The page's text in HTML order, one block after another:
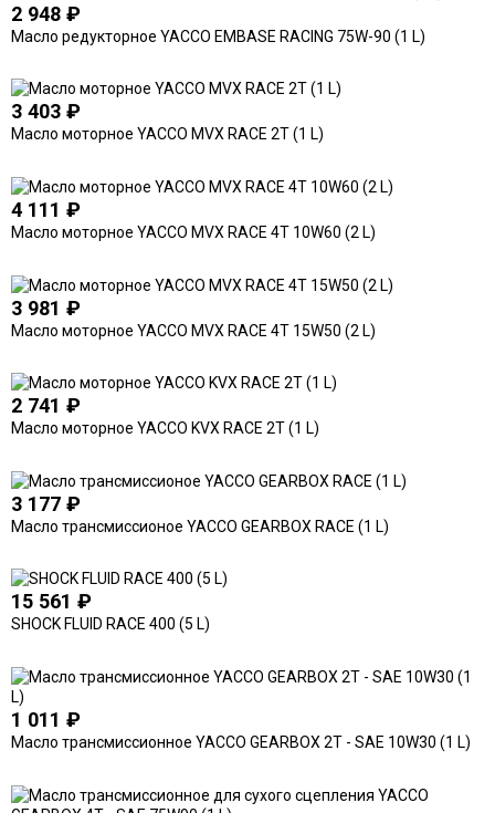
2 948 ₽
Масло редукторное YACCO EMBASE RACING 75W-90 (1 L)
3 403 ₽
Масло моторное YACCO MVX RACE 2T (1 L)
4 111 ₽
Масло моторное YACCO MVX RACE 4T 10W60 (2 L)
3 981 ₽
Масло моторное YACCO MVX RACE 4T 15W50 (2 L)
2 741 ₽
Масло моторное YACCO KVX RACE 2T (1 L)
3 177 ₽
Масло трансмиссионое YACCO GEARBOX RACE (1 L)
15 561 ₽
SHOCK FLUID RACE 400 (5 L)
1 011 ₽
Масло трансмиссионное YACCO GEARBOX 2T - SAE 10W30 (1 L)